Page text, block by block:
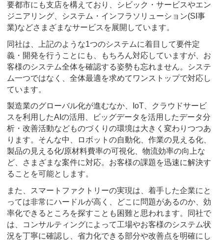
要都市にも支店を構えており、シビック・サービスやエン
ジニアリング、システム・インフラソリューション(SI事
業)などさまざまなサービスを展開しています。
同社は、上記のような1つのシステムに着目して要件定
義・開発を行うことにも、もちろん対応していますが、お
客様のシステム全体を確認する姿勢も忘れません。システ
ム一つではなく、全体最適を求めてワンストップで対応し
ています。
製造業のグローバル化が進むなか、IoT、クラウドサービ
スを利用したAIの活用、ビッグデータを活用したデータ分
析・改善活動などものづくりの環境は大きく変わりつつあ
ります。そんな中、ロボットの自動化、作業の見える化、
製品の見える化/原材料費率の可視化、物流効率の向上な
ど、さまざまな案件に対応。お客様の課題を迅速に解決す
ることを可能とします。
また、スマートファクトリーの実現は、着手した企業にと
っては非常にハードルが高く、どこに問題があるのか、効
率化できるところを探すことも困難と思われます。同社で
は、コンサルティングによって工場やお客様のシステム状
況を丁寧に確認し、省力化できる部分や改善点を明確にし